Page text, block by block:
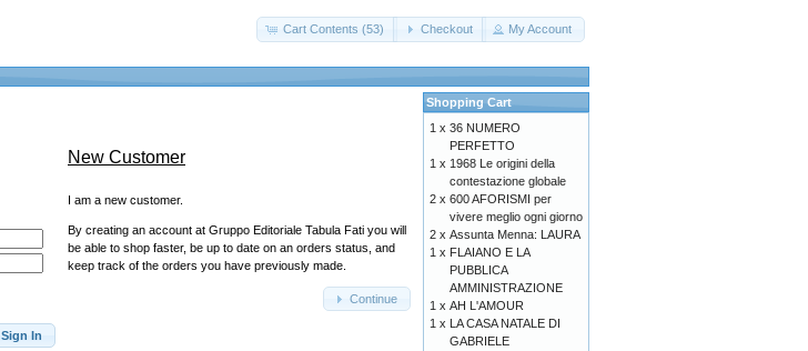
Cart Contents (53) Checkout My Account
Sign In
New Customer
I am a new customer.
By creating an account at Gruppo Editoriale Tabula Fati you will
be able to shop faster, be up to date on an orders status, and
keep track of the orders you have previously made.
Continue
Shopping Cart
1 x 36 NUMERO
PERFETTO
1 x 1968 Le origini della
contestazione globale
2 x 600 AFORISMI per
vivere meglio ogni giorno
2 x Assunta Menna: LAURA
1 x FLAIANO E LA
PUBBLICA
AMMINISTRAZIONE
1 x AH L'AMOUR
1 x LA CASA NATALE DI
GABRIELE